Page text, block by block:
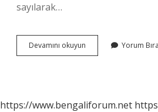
sayılarak…
Devamını okuyun
Ne
Yorum
https://www.bengaliforum.net